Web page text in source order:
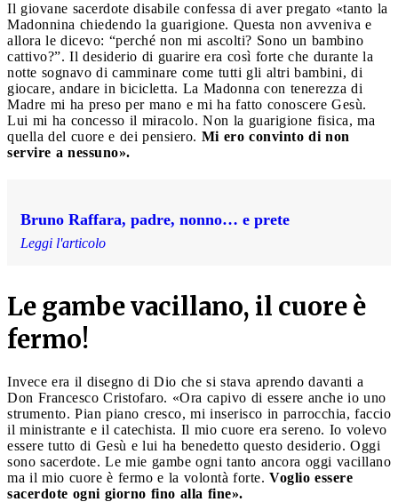
Il giovane sacerdote disabile confessa di aver pregato «tanto la
Madonnina chiedendo la guarigione. Questa non avveniva e
allora le dicevo: “perché non mi ascolti? Sono un bambino
cattivo?”. Il desiderio di guarire era così forte che durante la
notte sognavo di camminare come tutti gli altri bambini, di
giocare, andare in bicicletta. La Madonna con tenerezza di
Madre mi ha preso per mano e mi ha fatto conoscere Gesù.
Lui mi ha concesso il miracolo. Non la guarigione fisica, ma
quella del cuore e dei pensiero. Mi ero convinto di non
servire a nessuno».
Bruno Raffara, padre, nonno… e prete
Leggi l'articolo
Le gambe vacillano, il cuore è
fermo!
Invece era il disegno di Dio che si stava aprendo davanti a
Don Francesco Cristofaro. «Ora capivo di essere anche io uno
strumento. Pian piano cresco, mi inserisco in parrocchia, faccio
il ministrante e il catechista. Il mio cuore era sereno. Io volevo
essere tutto di Gesù e lui ha benedetto questo desiderio. Oggi
sono sacerdote. Le mie gambe ogni tanto ancora oggi vacillano
ma il mio cuore è fermo e la volontà forte. Voglio essere
sacerdote ogni giorno fino alla fine».